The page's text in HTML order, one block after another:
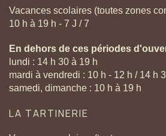
Vacances scolaires (toutes zones
10 h à 19 h - 7 J / 7
En dehors de ces périodes
lundi : 14 h 30 à 19 h
mardi à vendredi : 10 h - 12 h / 14 h
samedi, dimanche : 10 h à 19 h
LA TARTINERIE